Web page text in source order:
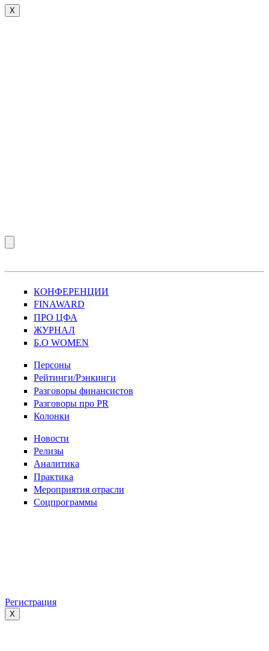
X
КОНФЕРЕНЦИИ
FINAWARD
ПРО ЦФА
ЖУРНАЛ
Б.О WOMEN
Персоны
Рейтинги/Рэнкинги
Разговоры финансистов
Разговоры про PR
Колонки
Новости
Релизы
Аналитика
Практика
Мероприятия отрасли
Соцпрограммы
Регистрация
X